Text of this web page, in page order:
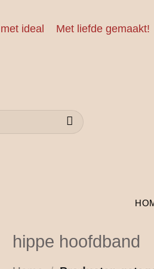
ideal Met liefde gemaakt!
hippe hoofdband